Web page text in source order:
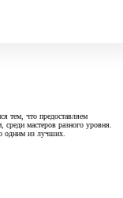
тем, что предоставляем
среди мастеров разного уровня.
одним из лучших.